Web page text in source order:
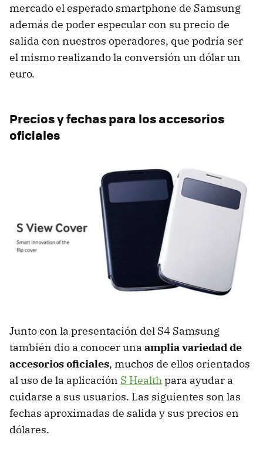
mercado el esperado smartphone de Samsung
además de poder especular con su precio de
salida con nuestros operadores, que podría ser
el mismo realizando la conversión un dólar un
euro.
Precios y fechas para los accesorios
oficiales
Junto con la presentación del S4 Samsung
también dio a conocer una amplia variedad de
accesorios oficiales, muchos de ellos orientados
al uso de la aplicación S Healthpara ayudar a
cuidarse a sus usuarios. Las siguientes son las
fechas aproximadas de salida y sus precios en
dólares.